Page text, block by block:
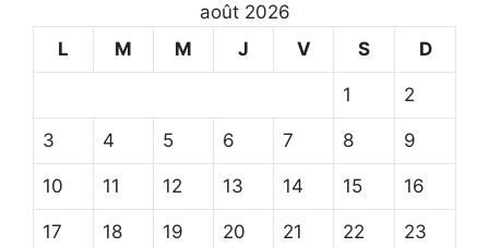
août 2026
L
M M J V S D
1 2
3 4 5 6 7 8 9
10 11 12 13 14 15 16
17 18 19 20 21 22 23